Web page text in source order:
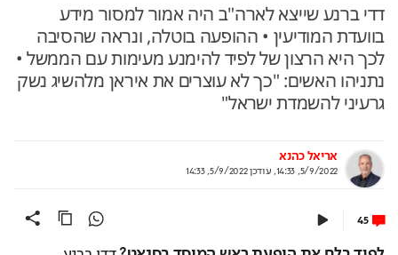
דדי ברנע שייצא לארה"ב היה אמור למסור מידע
בוועדת המודיעין • ההופעה בוטלה, ונראה שהסיבה
לכך היא הרצון של לפיד להימנע מעימות עם הממשל •
נתניהו האשים: "כך לא עוצרים את איראן מלהשיג נשק
גרעיני להשמדת ישראל"
אריאל כהנא
5/9/2022, 14:33
,עודכן5/9/2022, 14:33
45